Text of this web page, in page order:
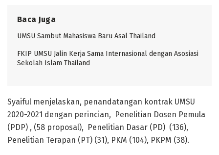
Baca Juga
UMSU Sambut Mahasiswa Baru Asal Thailand
FKIP UMSU Jalin Kerja Sama Internasional dengan Asosiasi
Sekolah Islam Thailand
Syaiful menjelaskan, penandatangan kontrak UMSU
2020-2021 dengan perincian, Penelitian Dosen Pemula
(PDP) , (58 proposal), Penelitian Dasar (PD) (136),
Penelitian Terapan (PT) (31), PKM (104), PKPM (38).